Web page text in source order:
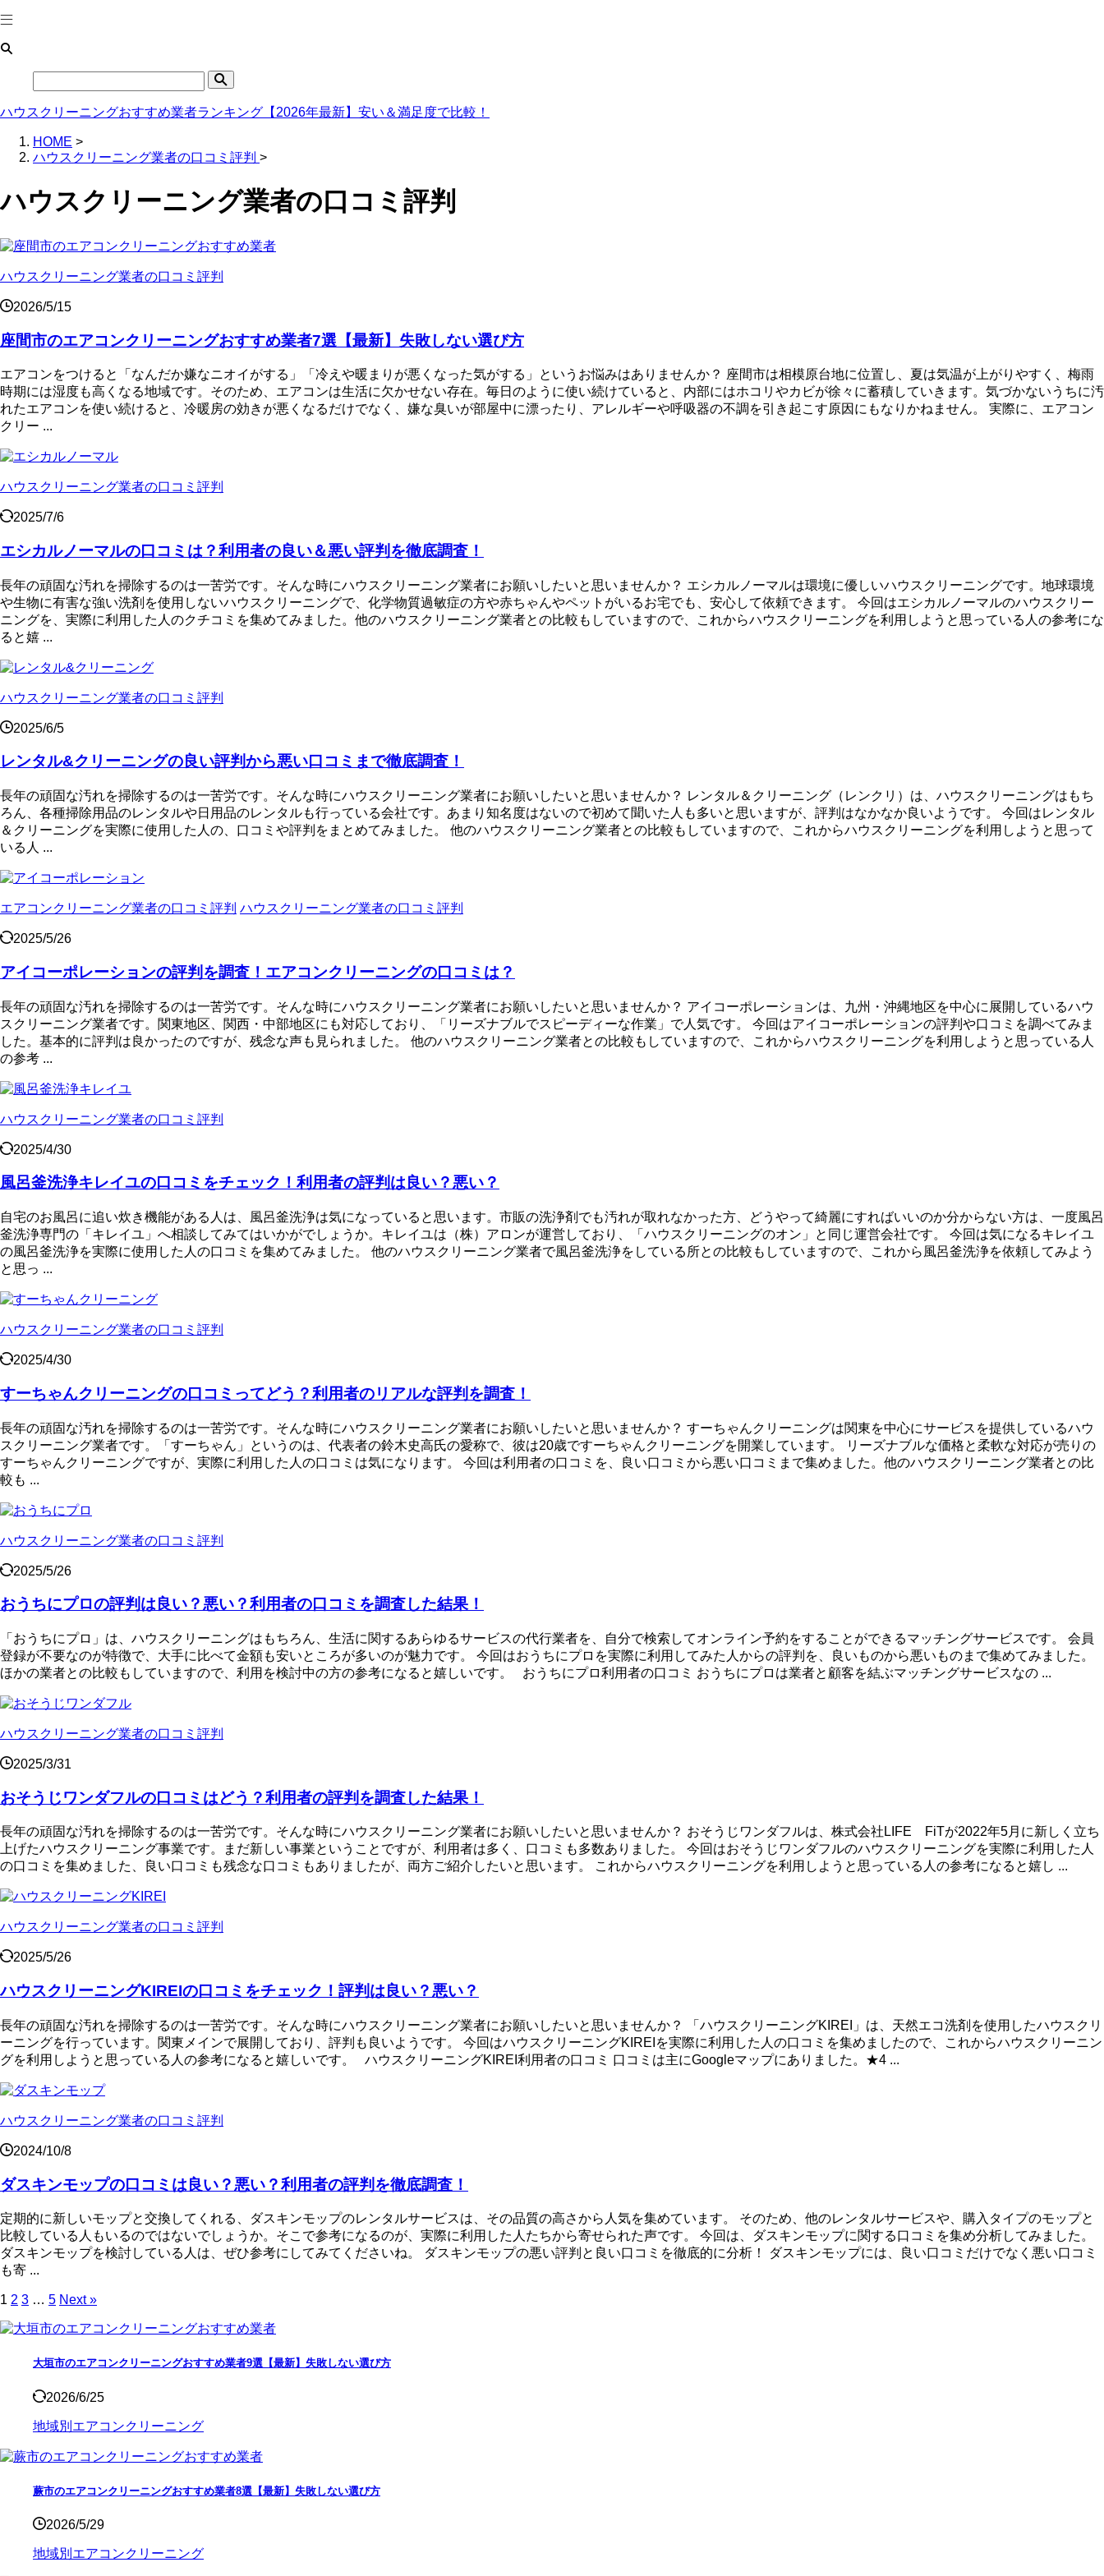
ハウスクリーニングおすすめ業者ランキング【2026年最新】安い＆満足度で比較！
HOME >
ハウスクリーニング業者の口コミ評判 >
ハウスクリーニング業者の口コミ評判
ハウスクリーニング業者の口コミ評判
2026/5/15
座間市のエアコンクリーニングおすすめ業者7選【最新】失敗しない選び方
エアコンをつけると「なんだか嫌なニオイがする」「冷えや暖まりが悪くなった気がする」というお悩みはありませんか？ 座間市は相模原台地に位置し、夏は気温が上がりやすく、梅雨
時期には湿度も高くなる地域です。そのため、エアコンは生活に欠かせない存在。毎日のように使い続けていると、内部にはホコリやカビが徐々に蓄積していきます。気づかないうちに汚
れたエアコンを使い続けると、冷暖房の効きが悪くなるだけでなく、嫌な臭いが部屋中に漂ったり、アレルギーや呼吸器の不調を引き起こす原因にもなりかねません。 実際に、エアコン
クリー ...
ハウスクリーニング業者の口コミ評判
2025/7/6
エシカルノーマルの口コミは？利用者の良い＆悪い評判を徹底調査！
長年の頑固な汚れを掃除するのは一苦労です。そんな時にハウスクリーニング業者にお願いしたいと思いませんか？ エシカルノーマルは環境に優しいハウスクリーニングです。地球環境
や生物に有害な強い洗剤を使用しないハウスクリーニングで、化学物質過敏症の方や赤ちゃんやペットがいるお宅でも、安心して依頼できます。 今回はエシカルノーマルのハウスクリー
ニングを、実際に利用した人のクチコミを集めてみました。他のハウスクリーニング業者との比較もしていますので、これからハウスクリーニングを利用しようと思っている人の参考にな
ると嬉 ...
ハウスクリーニング業者の口コミ評判
2025/6/5
レンタル&クリーニングの良い評判から悪い口コミまで徹底調査！
長年の頑固な汚れを掃除するのは一苦労です。そんな時にハウスクリーニング業者にお願いしたいと思いませんか？ レンタル＆クリーニング（レンクリ）は、ハウスクリーニングはもち
ろん、各種掃除用品のレンタルや日用品のレンタルも行っている会社です。あまり知名度はないので初めて聞いた人も多いと思いますが、評判はなかなか良いようです。 今回はレンタル
＆クリーニングを実際に使用した人の、口コミや評判をまとめてみました。 他のハウスクリーニング業者との比較もしていますので、これからハウスクリーニングを利用しようと思って
いる人 ...
エアコンクリーニング業者の口コミ評判 ハウスクリーニング業者の口コミ評判
2025/5/26
アイコーポレーションの評判を調査！エアコンクリーニングの口コミは？
長年の頑固な汚れを掃除するのは一苦労です。そんな時にハウスクリーニング業者にお願いしたいと思いませんか？ アイコーポレーションは、九州・沖縄地区を中心に展開しているハウ
スクリーニング業者です。関東地区、関西・中部地区にも対応しており、「リーズナブルでスピーディーな作業」で人気です。 今回はアイコーポレーションの評判や口コミを調べてみま
した。基本的に評判は良かったのですが、残念な声も見られました。 他のハウスクリーニング業者との比較もしていますので、これからハウスクリーニングを利用しようと思っている人
の参考 ...
ハウスクリーニング業者の口コミ評判
2025/4/30
風呂釜洗浄キレイユの口コミをチェック！利用者の評判は良い？悪い？
自宅のお風呂に追い炊き機能がある人は、風呂釜洗浄は気になっていると思います。市販の洗浄剤でも汚れが取れなかった方、どうやって綺麗にすればいいのか分からない方は、一度風呂
釜洗浄専門の「キレイユ」へ相談してみてはいかがでしょうか。キレイユは（株）アロンが運営しており、「ハウスクリーニングのオン」と同じ運営会社です。 今回は気になるキレイユ
の風呂釜洗浄を実際に使用した人の口コミを集めてみました。 他のハウスクリーニング業者で風呂釜洗浄をしている所との比較もしていますので、これから風呂釜洗浄を依頼してみよう
と思っ ...
ハウスクリーニング業者の口コミ評判
2025/4/30
すーちゃんクリーニングの口コミってどう？利用者のリアルな評判を調査！
長年の頑固な汚れを掃除するのは一苦労です。そんな時にハウスクリーニング業者にお願いしたいと思いませんか？ すーちゃんクリーニングは関東を中心にサービスを提供しているハウ
スクリーニング業者です。「すーちゃん」というのは、代表者の鈴木史高氏の愛称で、彼は20歳ですーちゃんクリーニングを開業しています。 リーズナブルな価格と柔軟な対応が売りの
すーちゃんクリーニングですが、実際に利用した人の口コミは気になります。 今回は利用者の口コミを、良い口コミから悪い口コミまで集めました。他のハウスクリーニング業者との比
較も ...
ハウスクリーニング業者の口コミ評判
2025/5/26
おうちにプロの評判は良い？悪い？利用者の口コミを調査した結果！
「おうちにプロ」は、ハウスクリーニングはもちろん、生活に関するあらゆるサービスの代行業者を、自分で検索してオンライン予約をすることができるマッチングサービスです。 会員
登録が不要なのが特徴で、大手に比べて金額も安いところが多いのが魅力です。 今回はおうちにプロを実際に利用してみた人からの評判を、良いものから悪いものまで集めてみました。
ほかの業者との比較もしていますので、利用を検討中の方の参考になると嬉しいです。 おうちにプロ利用者の口コミ おうちにプロは業者と顧客を結ぶマッチングサービスなの ...
ハウスクリーニング業者の口コミ評判
2025/3/31
おそうじワンダフルの口コミはどう？利用者の評判を調査した結果！
長年の頑固な汚れを掃除するのは一苦労です。そんな時にハウスクリーニング業者にお願いしたいと思いませんか？ おそうじワンダフルは、株式会社LIFE FiTが2022年5月に新しく立ち
上げたハウスクリーニング事業です。まだ新しい事業ということですが、利用者は多く、口コミも多数ありました。 今回はおそうじワンダフルのハウスクリーニングを実際に利用した人
の口コミを集めました、良い口コミも残念な口コミもありましたが、両方ご紹介したいと思います。 これからハウスクリーニングを利用しようと思っている人の参考になると嬉し ...
ハウスクリーニング業者の口コミ評判
2025/5/26
ハウスクリーニングKIREIの口コミをチェック！評判は良い？悪い？
長年の頑固な汚れを掃除するのは一苦労です。そんな時にハウスクリーニング業者にお願いしたいと思いませんか？ 「ハウスクリーニングKIREI」は、天然エコ洗剤を使用したハウスクリ
ーニングを行っています。関東メインで展開しており、評判も良いようです。 今回はハウスクリーニングKIREIを実際に利用した人の口コミを集めましたので、これからハウスクリーニン
グを利用しようと思っている人の参考になると嬉しいです。 ハウスクリーニングKIREI利用者の口コミ 口コミは主にGoogleマップにありました。★4 ...
ハウスクリーニング業者の口コミ評判
2024/10/8
ダスキンモップの口コミは良い？悪い？利用者の評判を徹底調査！
定期的に新しいモップと交換してくれる、ダスキンモップのレンタルサービスは、その品質の高さから人気を集めています。 そのため、他のレンタルサービスや、購入タイプのモップと
比較している人もいるのではないでしょうか。そこで参考になるのが、実際に利用した人たちから寄せられた声です。 今回は、ダスキンモップに関する口コミを集め分析してみました。
ダスキンモップを検討している人は、ぜひ参考にしてみてくださいね。 ダスキンモップの悪い評判と良い口コミを徹底的に分析！ ダスキンモップには、良い口コミだけでなく悪い口コミ
も寄 ...
1 2 3 … 5 Next »
大垣市のエアコンクリーニングおすすめ業者9選【最新】失敗しない選び方
2026/6/25
地域別エアコンクリーニング
蕨市のエアコンクリーニングおすすめ業者8選【最新】失敗しない選び方
2026/5/29
地域別エアコンクリーニング